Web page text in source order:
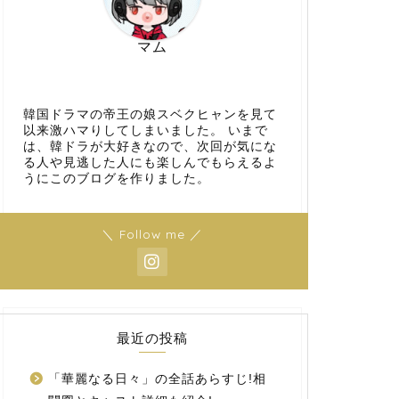
マム
韓国ドラマの帝王の娘スベクヒャンを見て
以来激ハマりしてしまいました。 いまで
は、韓ドラが大好きなので、次回が気にな
る人や見逃した人にも楽しんでもらえるよ
うにこのブログを作りました。
＼ Follow me ／
最近の投稿
「華麗なる日々」の全話あらすじ!相